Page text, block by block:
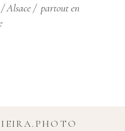
Alsace / partout en